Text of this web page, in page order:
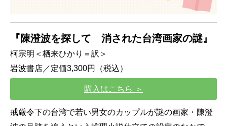
『陳澄波を探して 消された台湾画家の謎』
柯宗明＜栖来ひかり＝訳＞
岩波書店／定価3,300円（税込）
購入はこちら ＞
戒厳令下の台湾で若い男女のカップルが謎の画家・陳澄